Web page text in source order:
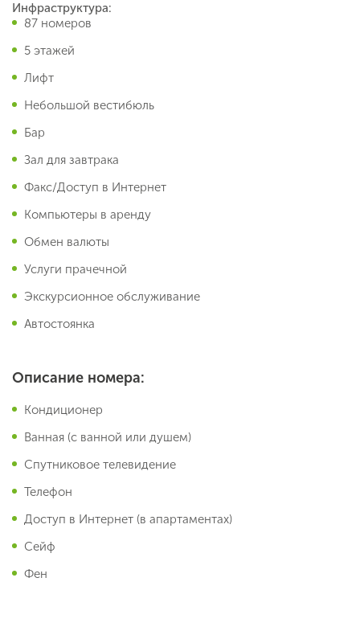
Инфраструктура:
87 номеров
5 этажей
Лифт
Небольшой вестибюль
Бар
Зал для завтрака
Факс/Доступ в Интернет
Компьютеры в аренду
Обмен валюты
Услуги прачечной
Экскурсионное обслуживание
Автостоянка
Описание номера:
Кондиционер
Ванная (с ванной или душем)
Спутниковое телевидение
Телефон
Доступ в Интернет (в апартаментах)
Сейф
Фен